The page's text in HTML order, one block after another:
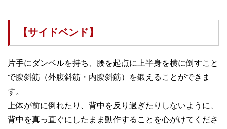
【サイドベンド】
片手にダンベルを持ち、腰を起点に上半身を横に倒すこと
で腹斜筋（外腹斜筋・内腹斜筋）を鍛えることができま
す。
上体が前に倒れたり、背中を反り過ぎたりしないように、
背中を真っ直ぐにしたまま動作することを心がけてくださ